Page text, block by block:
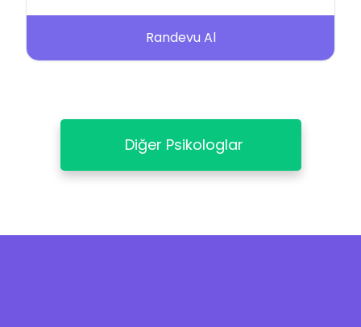
Randevu Al
Diğer Psikologlar